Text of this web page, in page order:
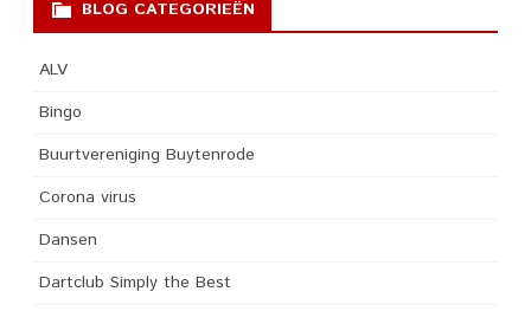
BLOG CATEGORIEËN
ALV
Bingo
Buurtvereniging Buytenrode
Corona virus
Dansen
Dartclub Simply the Best